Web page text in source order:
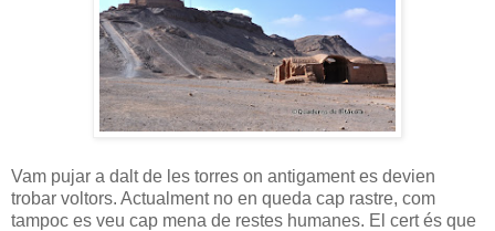
Vam pujar a dalt de les torres on antigament es devien
trobar voltors. Actualment no en queda cap rastre, com
tampoc es veu cap mena de restes humanes. El cert és que